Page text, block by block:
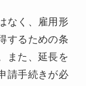
なく、雇用形
するための条
また、延長を
請手続きが必